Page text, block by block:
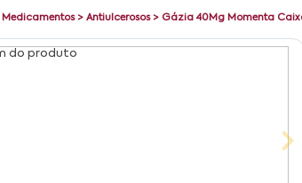
Medicamentos> Antiulcerosos> Gázia 40Mg Momenta